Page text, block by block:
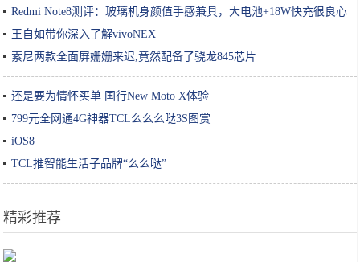
Redmi Note8测评：玻璃机身颜值手感兼具，大电池+18W快充很良心
王自如带你深入了解vivoNEX
索尼两款全面屏姗姗来迟,竟然配备了骁龙845芯片
还是要为情怀买单 国行New Moto X体验
799元全网通4G神器TCL么么么哒3S图赏
iOS8
TCL推智能生活子品牌“么么哒”
精彩推荐